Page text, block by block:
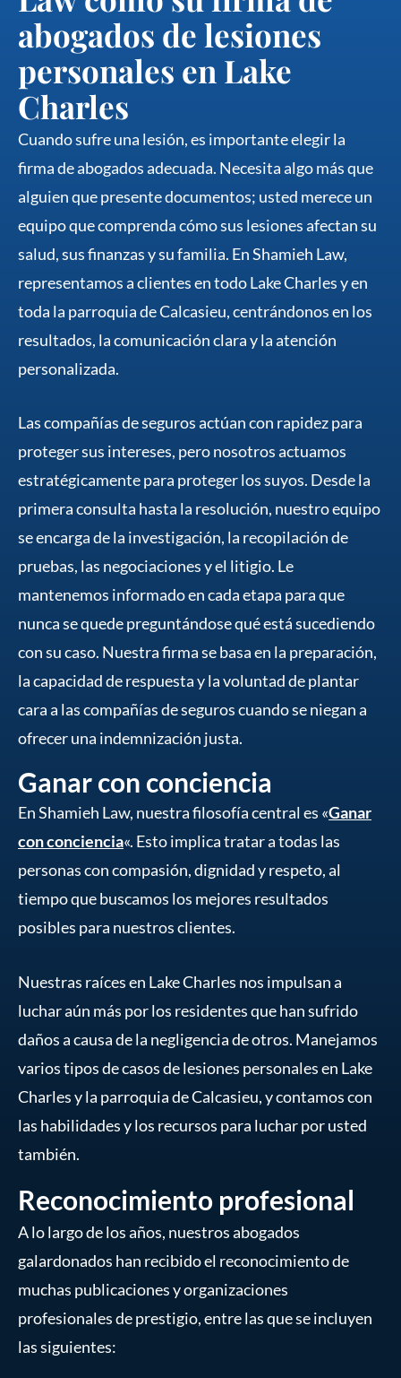
abogados de lesiones
personales en Lake
Charles
Cuando sufre una lesión, es importante elegir la
firma de abogados adecuada. Necesita algo más que
alguien que presente documentos; usted merece un
equipo que comprenda cómo sus lesiones afectan su
salud, sus finanzas y su familia. En Shamieh Law,
representamos a clientes en todo Lake Charles y en
toda la parroquia de Calcasieu, centrándonos en los
resultados, la comunicación clara y la atención
personalizada.
Las compañías de seguros actúan con rapidez para
proteger sus intereses, pero nosotros actuamos
estratégicamente para proteger los suyos. Desde la
primera consulta hasta la resolución, nuestro equipo
se encarga de la investigación, la recopilación de
pruebas, las negociaciones y el litigio. Le
mantenemos informado en cada etapa para que
nunca se quede preguntándose qué está sucediendo
con su caso. Nuestra firma se basa en la preparación,
la capacidad de respuesta y la voluntad de plantar
cara a las compañías de seguros cuando se niegan a
ofrecer una indemnización justa.
Ganar con conciencia
En Shamieh Law, nuestra filosofía central es «Ganar
con conciencia«. Esto implica tratar a todas las
personas con compasión, dignidad y respeto, al
tiempo que buscamos los mejores resultados
posibles para nuestros clientes.
Nuestras raíces en Lake Charles nos impulsan a
luchar aún más por los residentes que han sufrido
daños a causa de la negligencia de otros. Manejamos
varios tipos de casos de lesiones personales en Lake
Charles y la parroquia de Calcasieu, y contamos con
las habilidades y los recursos para luchar por usted
también.
Reconocimiento profesional
A lo largo de los años, nuestros abogados
galardonados han recibido el reconocimiento de
muchas publicaciones y organizaciones
profesionales de prestigio, entre las que se incluyen
las siguientes: